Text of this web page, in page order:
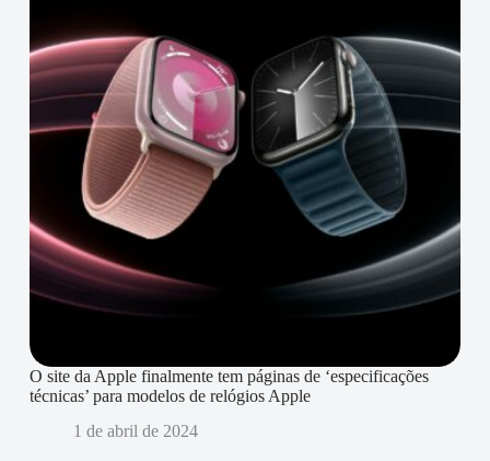
O site da Apple finalmente tem páginas de ‘especificações
técnicas’ para modelos de relógios Apple
1 de abril de 2024